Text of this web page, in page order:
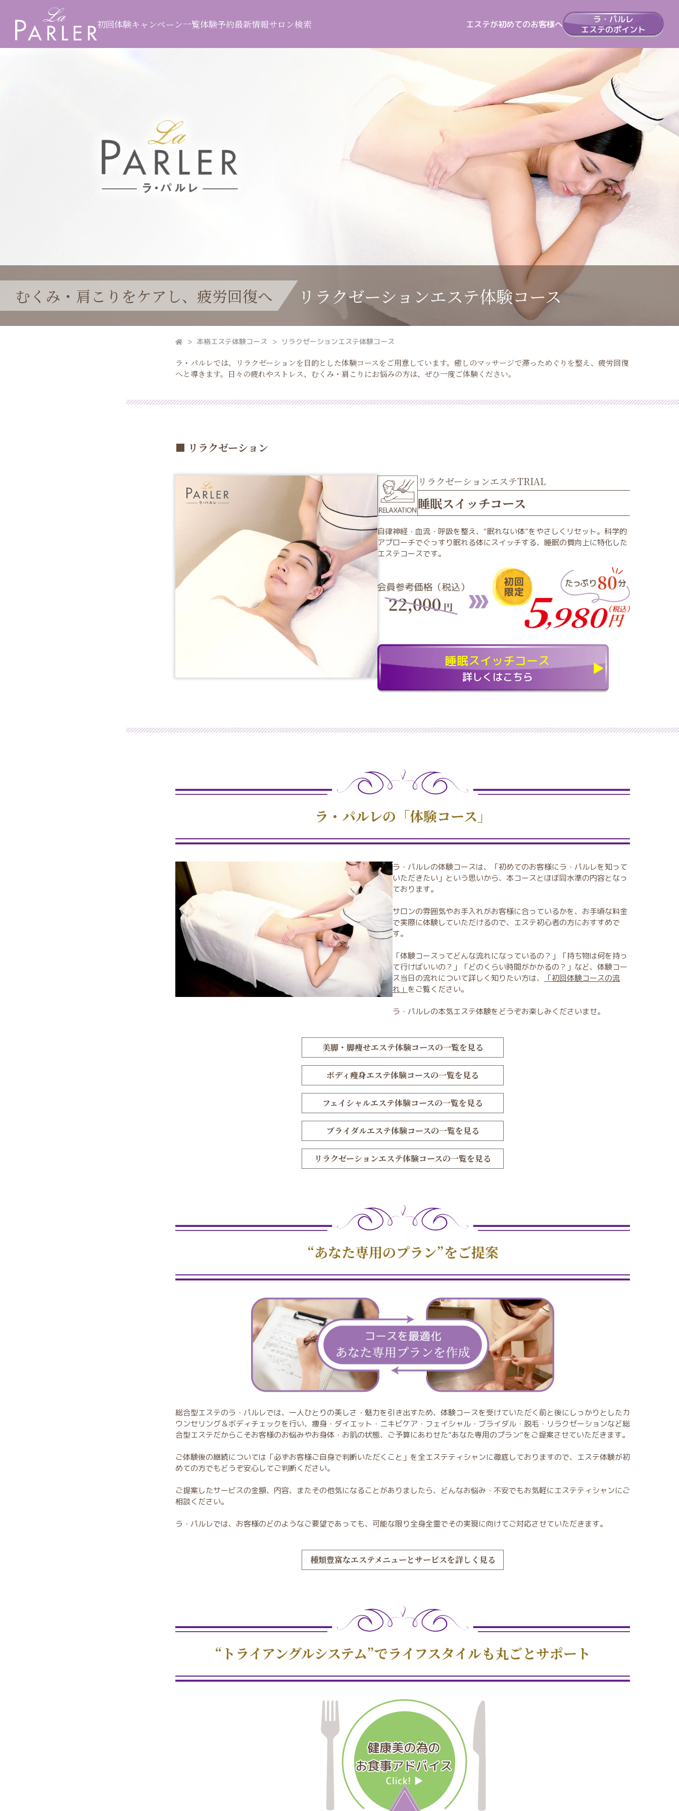
初回体験キャンペーン一覧体験予約最新情報サロン検索 エステが初めてのお客様へ
むくみ・肩こりをケアし、疲労回復へ リラクゼーションエステ体験コース
本格エステ体験コース リラクゼーションエステ体験コース
ラ・パルレでは、リラクゼーションを目的とした体験コースをご用意しています。癒しのマッサージで滞っためぐりを整え、疲労回復
へと導きます。日々の疲れやストレス、むくみ・肩こりにお悩みの方は、ぜひ一度ご体験ください。
■ リラクゼーション
リラクゼーションエステTRIAL
睡眠スイッチコース
自律神経・血流・呼吸を整え、“眠れない体”をやさしくリセット。科学的
アプローチでぐっすり眠れる体にスイッチする、睡眠の質向上に特化した
エステコースです。
睡眠スイッチコース
詳しくはこちら
ラ・パルレの「体験コース」
ラ・パルレの体験コースは、「初めてのお客様にラ・パルレを知って
いただきたい」という思いから、本コースとほぼ同水準の内容となっ
ております。
サロンの雰囲気やお手入れがお客様に合っているかを、お手頃な料金
で実際に体験していただけるので、エステ初心者の方におすすめで
す。
「体験コースってどんな流れになっているの？」「持ち物は何を持っ
て行けばいいの？」「どのくらい時間がかかるの？」など、体験コー
ス当日の流れについて詳しく知りたい方は、
「初回体験コースの流
れ」 をご覧ください。
ラ・パルレの本気エステ体験をどうぞお楽しみくださいませ。
美脚・脚痩せエステ体験コースの一覧を見る
ボディ痩身エステ体験コースの一覧を見る
フェイシャルエステ体験コースの一覧を見る
ブライダルエステ体験コースの一覧を見る
リラクゼーションエステ体験コースの一覧を見る
“あなた専用のプラン”をご提案
総合型エステのラ・パルレでは、一人ひとりの美しさ・魅力を引き出すため、体験コースを受けていただく前と後にしっかりとしたカ
ウンセリング＆ボディチェックを行い、痩身・ダイエット・ニキビケア・フェイシャル・ブライダル・脱毛・リラクゼーションなど総
合型エステだからこそお客様のお悩みやお身体・お肌の状態、ご予算にあわせた”あなた専用のプラン“をご提案させていただきます。
ご体験後の継続については「必ずお客様ご自身で判断いただくこと」を全エステティシャンに徹底しておりますので、エステ体験が初
めての方でもどうぞ安心してご判断ください。
ご提案したサービスの金額、内容、またその他気になることがありましたら、どんなお悩み・不安でもお気軽にエステティシャンにご
相談ください。
ラ・パルレでは、お客様のどのようなご要望であっても、可能な限り全身全霊でその実現に向けてご対応させていただきます。
種類豊富なエステメニューとサービスを詳しく見る
“トライアングルシステム”でライフスタイルも丸ごとサポート